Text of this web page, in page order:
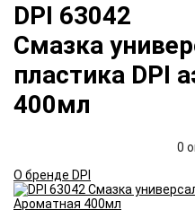
DPI 63042
Смазка
пластика DPI
400мл
0
О бренде DPI